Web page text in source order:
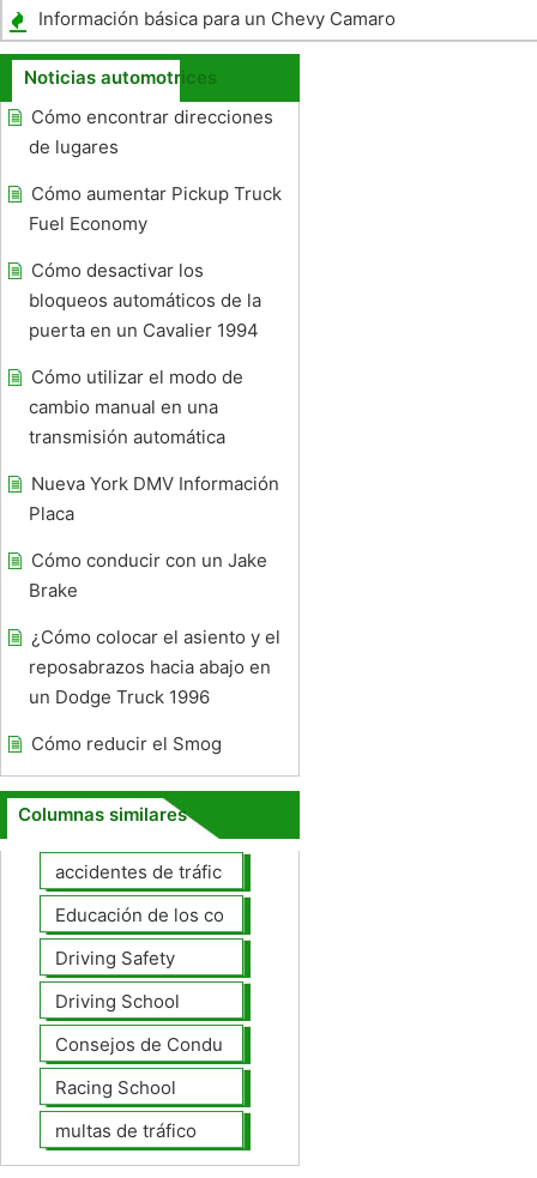
Información básica para un Chevy Camaro
Base Coupe 1994
Noticias automotrices
Cómo encontrar direcciones
de lugares
Cómo aumentar Pickup Truck
Fuel Economy
Cómo desactivar los
bloqueos automáticos de la
puerta en un Cavalier 1994
Cómo utilizar el modo de
cambio manual en una
transmisión automática
Nueva York DMV Información
Placa
Cómo conducir con un Jake
Brake
¿Cómo colocar el asiento y el
reposabrazos hacia abajo en
un Dodge Truck 1996
Cómo reducir el Smog
Columnas similares
accidentes de tráfico
Educación de los conductores
Driving Safety
Driving School
Consejos de Conducción
Racing School
multas de tráfico